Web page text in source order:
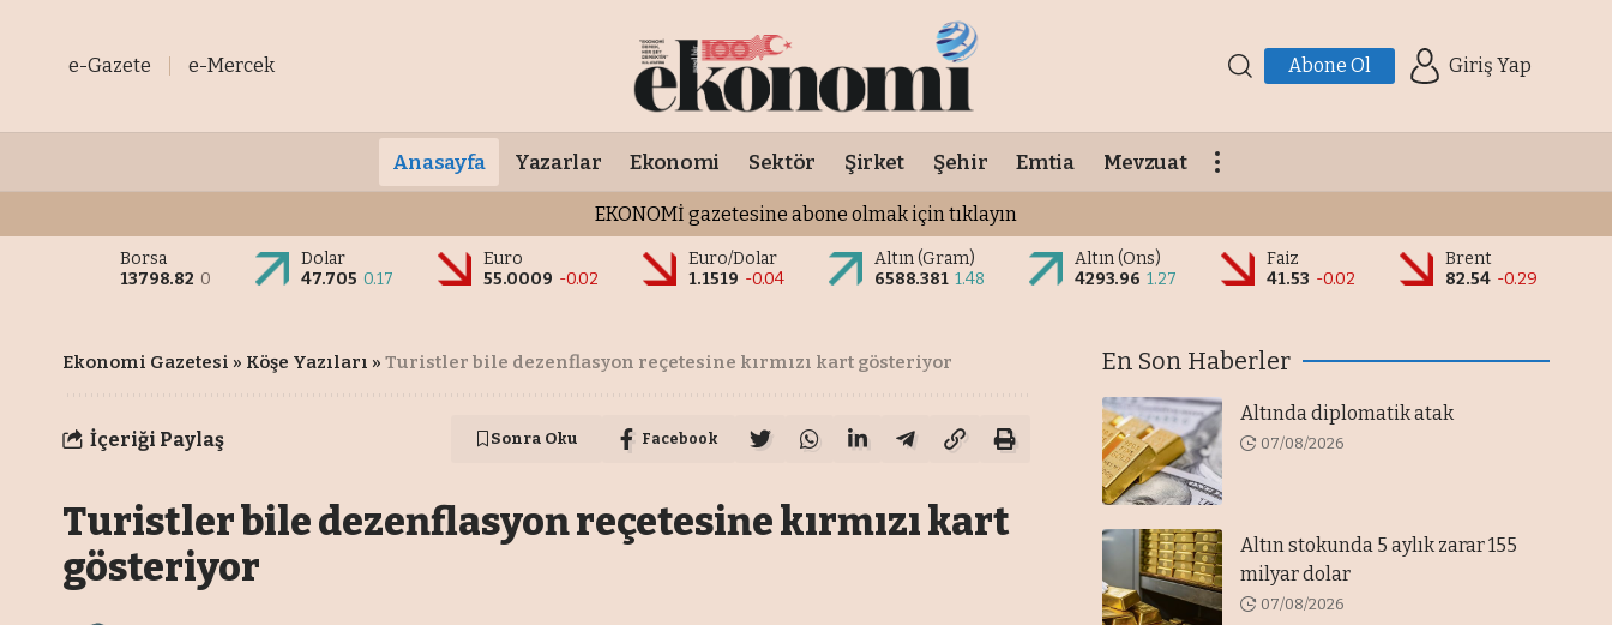
e-Gazete e-Mercek Abone Ol Giriş Yap
Anasayfa Yazarlar Ekonomi Sektör Şirket Şehir Emtia Mevzuat
EKONOMİ gazetesine abone olmak için tıklayın
Borsa
13798.82 0
Dolar
47.705 0.17
Euro
55.0009 -0.02
Euro/Dolar
1.1519 -0.04
Altın (Gram)
6588.381 1.48
Altın (Ons)
4293.96 1.27
Faiz
41.53 -0.02
Brent
82.54 -0.29
Ekonomi Gazetesi » Köşe Yazıları » Turistler bile dezenflasyon reçetesine kırmızı kart gösteriyor
İçeriği Paylaş Sonra Oku Facebook
Turistler bile dezenflasyon reçetesine kırmızı kart
gösteriyor
En Son Haberler
Altında diplomatik atak
07/08/2026
Altın stokunda 5 aylık zarar 155
milyar dolar
07/08/2026